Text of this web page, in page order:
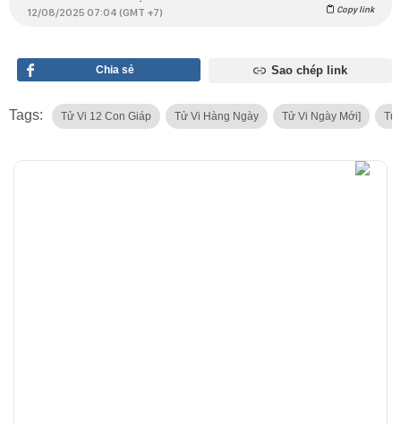
12/08/2025 07:04 (GMT +7) Copy link
Chia sẻ Sao chép link
Tags: Tử Vi 12 Con Giáp Tử Vi Hàng Ngày Tử Vi Ngày Mới] Tử